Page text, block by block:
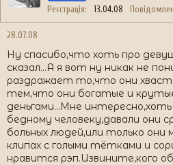
Реєстрація 13.04.08
28.07.08
Ну спасибо,что хоть про
сказал...А я вот ну никак не
раздражает то,что они
тем,что они богатые и
деньгами...Мне
бедному человеку,давали они
больных людей,или только они
клипах с голыми тётками и
нравится рэп.Извините,кого